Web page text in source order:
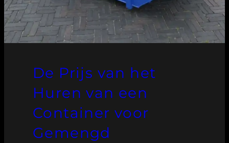
De Prijs van het
Huren van een
Container voor
Gemengd